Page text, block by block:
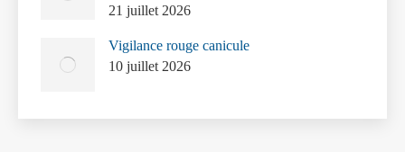
21 juillet 2026
Vigilance rouge canicule
10 juillet 2026